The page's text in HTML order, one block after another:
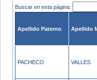
Buscar en esta página:
Apellido Paterno Apellido
PACHECO VALLES